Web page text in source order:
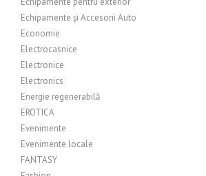
Echipamente și Accesorii Auto
Economie
Electrocasnice
Electronice
Electronics
Energie regenerabilă
EROTICA
Evenimente
Evenimente locale
FANTASY